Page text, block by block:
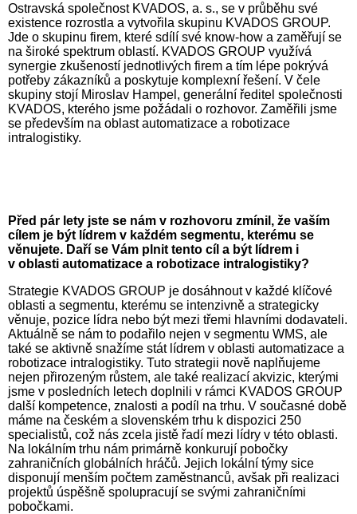
Ostravská společnost KVADOS, a. s., se v průběhu své
existence rozrostla a vytvořila skupinu KVADOS GROUP.
Jde o skupinu firem, které sdílí své know-how a zaměřují se
na široké spektrum oblastí. KVADOS GROUP využívá
synergie zkušeností jednotlivých firem a tím lépe pokrývá
potřeby zákazníků a poskytuje komplexní řešení. V čele
skupiny stojí Miroslav Hampel, generální ředitel společnosti
KVADOS, kterého jsme požádali o rozhovor. Zaměřili jsme
se především na oblast automatizace a robotizace
intralogistiky.
Před pár lety jste se nám v rozhovoru zmínil, že vaším
cílem je být lídrem v každém segmentu, kterému se
věnujete. Daří se Vám plnit tento cíl a být lídrem i
v oblasti automatizace a robotizace intralogistiky?
Strategie KVADOS GROUP je dosáhnout v každé klíčové
oblasti a segmentu, kterému se intenzivně a strategicky
věnuje, pozice lídra nebo být mezi třemi hlavními dodavateli.
Aktuálně se nám to podařilo nejen v segmentu WMS, ale
také se aktivně snažíme stát lídrem v oblasti automatizace a
robotizace intralogistiky. Tuto strategii nově naplňujeme
nejen přirozeným růstem, ale také realizací akvizic, kterými
jsme v posledních letech doplnili v rámci KVADOS GROUP
další kompetence, znalosti a podíl na trhu. V současné době
máme na českém a slovenském trhu k dispozici 250
specialistů, což nás zcela jistě řadí mezi lídry v této oblasti.
Na lokálním trhu nám pri­már­ně konkurují pobočky
zahraničních globálních hráčů. Jejich lokální týmy sice
disponují menším počtem zaměstnanců, avšak při realizaci
projektů úspěšně spolupracují se svými zahraničními
pobočkami.